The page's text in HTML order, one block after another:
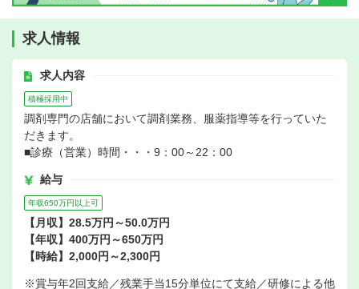
求人情報
求人内容
積極採用中
調剤専門の店舗において調剤業務、服薬指導等を行っていた
だきます。
■診療（営業）時間・・・9：00～22：00
給与
年収650万円以上可
【月収】28.5万円～50.0万円
【年収】400万円～650万円
【時給】2,000円～2,300円
※賞与年2回支給／残業手当15分単位にて支給／研修による他